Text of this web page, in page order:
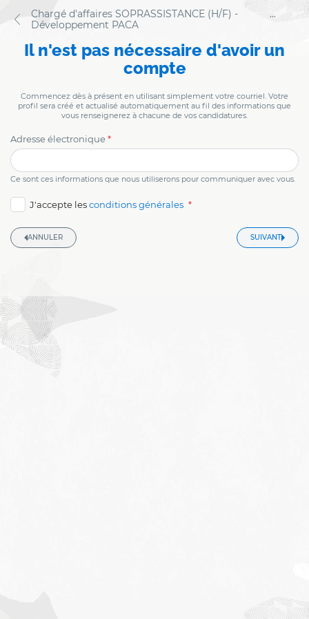
Chargé d'affaires SOPRASSISTANCE (H/F) -
Développement PACA
...
Formulaire
Ecran
d'authentification
Il n'est pas nécessaire d'avoir un
compte
Commencez dès à présent en utilisant simplement votre courriel. Votre
profil sera créé et actualisé automatiquement au fil des informations que
vous renseignerez à chacune de vos candidatures.
Adresse électronique
honeypot
Ce sont ces informations que nous utiliserons pour communiquer avec vous.
J'accepte lesconditions générales
ANNULER SUIVANT